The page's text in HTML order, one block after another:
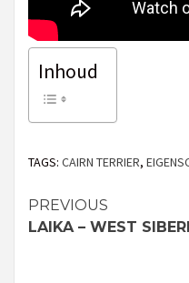
Inhoud
TAGS: CAIRN TERRIER,
Continue
PREVIOUS
LAIKA – WEST